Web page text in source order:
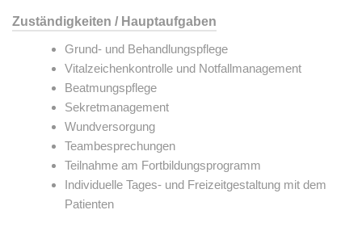
Zuständigkeiten / Hauptaufgaben
Grund- und Behandlungspflege
Vitalzeichenkontrolle und Notfallmanagement
Beatmungspflege
Sekretmanagement
Wundversorgung
Teambesprechungen
Teilnahme am Fortbildungsprogramm
Individuelle Tages- und Freizeitgestaltung mit dem
Patienten